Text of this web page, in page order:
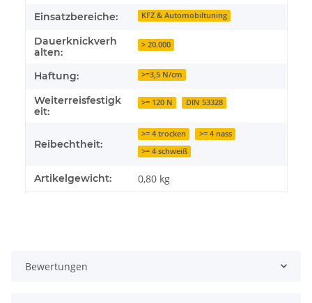
Einsatzbereiche: KFZ & Automobiltuning
Dauerknickverh
alten:
> 20.000
Haftung: >=3,5 N/cm
Weiterreisfestigk
eit:
>= 120 N DIN 53328
Reibechtheit:
>= 4 trocken
>= 4 nass
>= 4 schweiß
Artikelgewicht: 0,80 kg
Bewertungen